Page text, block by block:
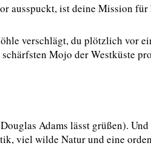
ausspuckt, ist deine Mission für
verschlägt, du plötzlich vor
Mojo der Westküste
Adams lässt grüßen).
viel wilde Natur und eine